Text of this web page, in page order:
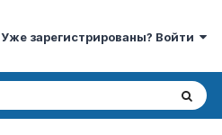
Уже зарегистрированы? Войти